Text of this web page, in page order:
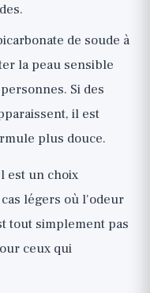
de soude à
la peau sensible
Si des
il est
plus douce.
est un choix
légers où l'odeur
tout simplement pas
ceux qui